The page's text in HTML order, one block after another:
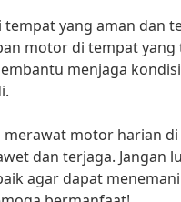
tempat yang aman dan
motor di tempat
menjaga
motor harian
dan terjaga. Jangan
agar dapat